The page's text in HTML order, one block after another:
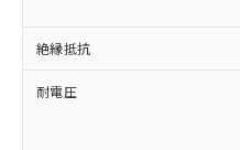
絶縁抵抗
耐電圧
ことをご了承
在庫状況およ
記載している
タに基づき作
覧された時点
準価格とは異
むを得ず変更する
六価クロム(Cr(Ⅵ))
類(PBB) 1000ppm以下、
「－」：未確認で
*中国RoHS10物質の基準
Pb(鉛) :1000ppm、 Hg(
Cr(Ⅵ)(六価クロム) :
為替および外
（以下｢規制
または国外へ
国政府の輸出
可)を取得す